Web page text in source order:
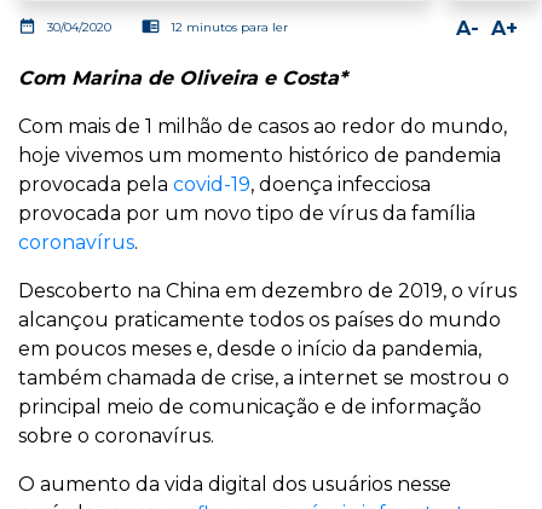
date_range 30/04/2020 chrome_reader_mode 12 minutos para ler A+
A-
Com Marina de Oliveira e Costa*
Com mais de 1 milhão de casos ao redor do mundo,
hoje vivemos um momento histórico de pandemia
provocada pela covid-19, doença infecciosa
provocada por um novo tipo de vírus da família
coronavírus.
Descoberto na China em dezembro de 2019, o vírus
alcançou praticamente todos os países do mundo
em poucos meses e, desde o início da pandemia,
também chamada de crise, a internet se mostrou o
principal meio de comunicação e de informação
sobre o coronavírus.
O aumento da vida digital dos usuários nesse